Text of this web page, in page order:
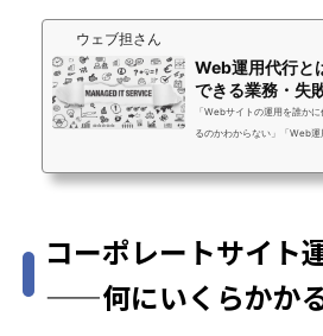
ウェブ担さん
Web運用代行と
できる業務・失
企業向けに徹...
「Webサイトの運用を誰か
るのかわからない」「Web運
ているかわからなかった。次
ようとしても違いがわかり
Web運用代行とは何か・依
コーポレートサイト
——何にいくらかか